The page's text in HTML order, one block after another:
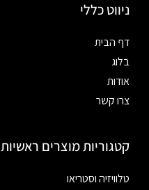
ניווט כללי
דף הבית
בלוג
אודות
צרו קשר
קטגוריות מוצרים ראשיות
טלוויזיה וסטריאו